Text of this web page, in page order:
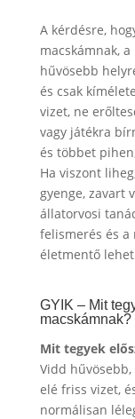
A kérdésre,
macskámnak,
hűvösebb
és csak
vizet, ne
vagy játékra
és többet
Ha viszont
gyenge, zavart
állatorvosi
felismerés és a
életmentő
GYIK – Mit
macskámnak?
Mit tegyek
Vidd
elé friss vizet,
normálisan